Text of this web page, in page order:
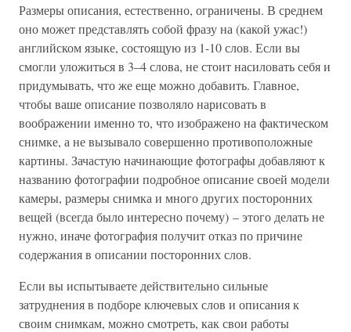
Размеры описания, естественно, ограничены. В среднем
оно может представлять собой фразу на (какой ужас!)
английском языке, состоящую из 1-10 слов. Если вы
смогли уложиться в 3–4 слова, не стоит насиловать себя и
придумывать, что же еще можно добавить. Главное,
чтобы ваше описание позволяло нарисовать в
воображении именно то, что изображено на фактическом
снимке, а не вызывало совершенно противоположные
картины. Зачастую начинающие фотографы добавляют к
названию фотографии подробное описание своей модели
камеры, размеры снимка и много других посторонних
вещей (всегда было интересно почему) – этого делать не
нужно, иначе фотография получит отказ по причине
содержания в описании посторонних слов.
Если вы испытываете действительно сильные
затруднения в подборе ключевых слов и описания к
своим снимкам, можно смотреть, как свои работы